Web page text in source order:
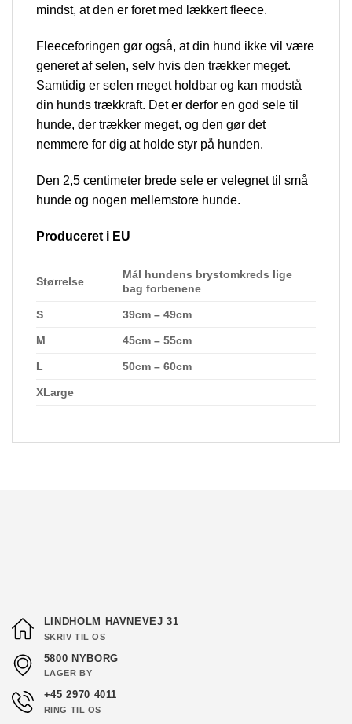
mindst, at den er foret med lækkert fleece.
Fleeceforingen gør også, at din hund ikke vil være
generet af selen, selv hvis den trækker meget.
Samtidig er selen meget holdbar og kan modstå
din hunds trækkraft. Det er derfor en god sele til
hunde, der trækker meget, og den gør det
nemmere for dig at holde styr på hunden.
Den 2,5 centimeter brede sele er velegnet til små
hunde og nogen mellemstore hunde.
Produceret i EU
Størrelse
Mål hundens brystomkreds lige
bag forbenene
S 39cm – 49cm
M 45cm – 55cm
L 50cm – 60cm
XLarge
LINDHOLM HAVNEVEJ 31
SKRIV TIL OS
5800 NYBORG
LAGER BY
+45 2970 4011
RING TIL OS